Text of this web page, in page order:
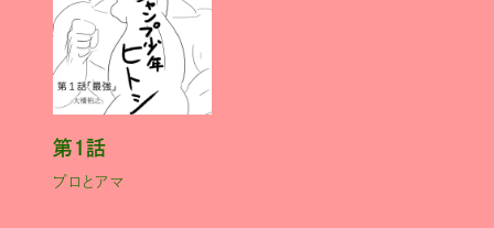
第１話
プロとアマ